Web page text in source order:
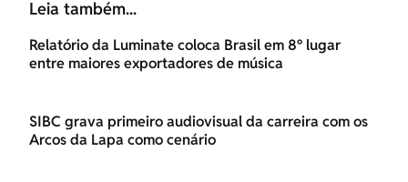
Leia também...
Relatório da Luminate coloca Brasil em 8º lugar
entre maiores exportadores de música
SIBC grava primeiro audiovisual da carreira com os
Arcos da Lapa como cenário